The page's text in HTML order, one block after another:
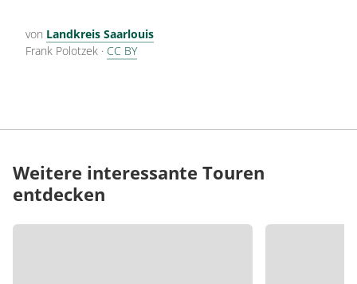
von Landkreis Saarlouis
Frank Polotzek · CC BY
Weitere interessante Touren
entdecken